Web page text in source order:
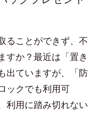
ることができず、不
すか？最近は「置き
出ていますが、「防
ックでも利用可
利用に踏み切れない